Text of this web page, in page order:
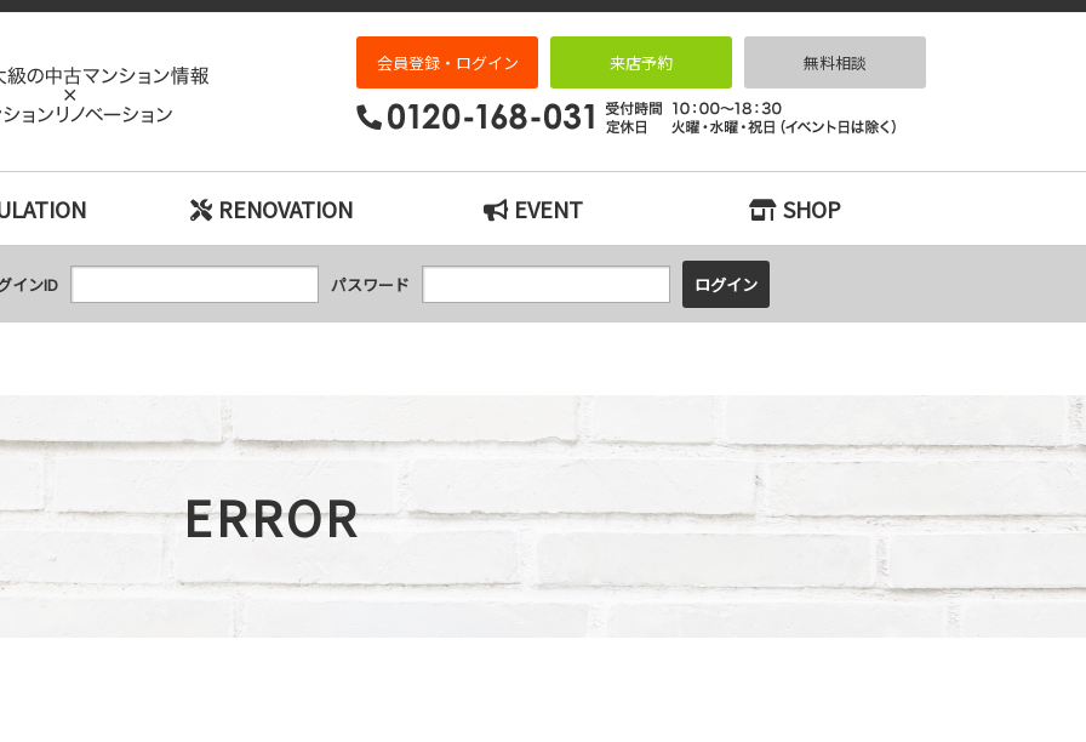
エラー｜神戸市の中古マンション検索とリノベーションなら｜リノベっ家（リノベッチ）KOBE
会員登録・ログイン 来店予約 無料相談
RENOVATION EVENT SHOP
インID パスワード
ERROR